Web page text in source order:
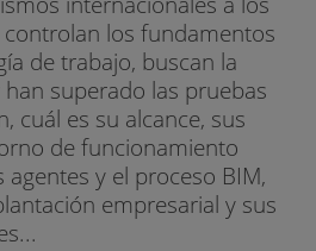
los fundamentos
de trabajo, buscan la
superado las pruebas
cuál es su alcance, sus
de funcionamiento
agentes y el proceso BIM,
empresarial y sus